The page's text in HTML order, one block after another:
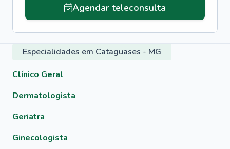
Agendar teleconsulta
Especialidades em Cataguases - MG
Clínico Geral
Dermatologista
Geriatra
Ginecologista